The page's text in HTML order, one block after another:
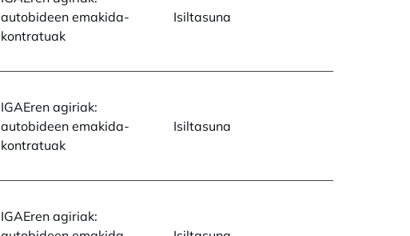
autobideen emakida-
kontratuak
Isiltasuna
IGAEren agiriak:
autobideen emakida-
kontratuak
Isiltasuna
IGAEren agiriak: